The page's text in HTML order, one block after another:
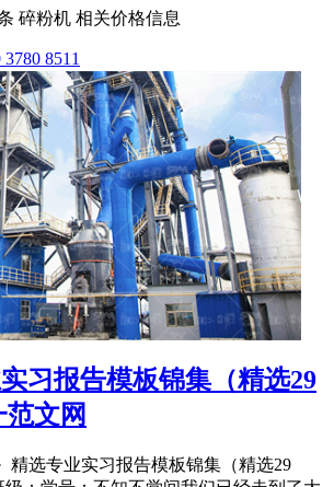
碎粉机 相关价格信息
8511
习报告模板锦集（精选29
文网
精选专业实习报告模板锦集（精选29